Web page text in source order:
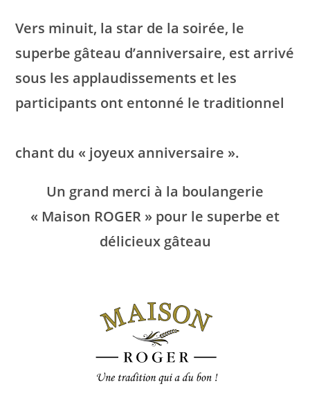
Vers minuit, la star de la soirée, le
superbe gâteau d’anniversaire, est arrivé
sous les applaudissements et les
participants ont entonné le traditionnel
chant du « joyeux anniversaire ».
Un grand merci à la boulangerie
« Maison ROGER » pour le superbe et
délicieux gâteau